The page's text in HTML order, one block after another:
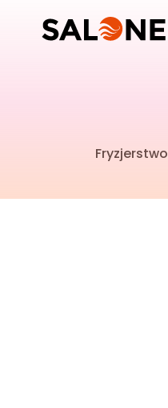
Fryzjerstwo